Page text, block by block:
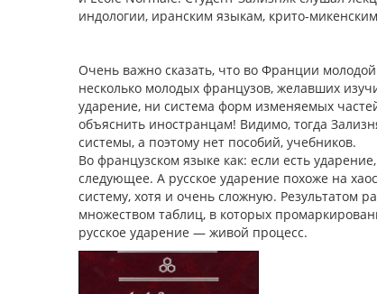
индологии, иранским языкам, крито-
Очень важно сказать, что во Франции
несколько молодых французов, желавших
ударение, ни система форм изменяемых
объяснить иностранцам! Видимо, тогда
системы, а поэтому нет пособий, учебников.
Во французском языке как: если есть
следующее. А русское ударение похоже на
систему, хотя и очень сложную. Результатом
множеством таблиц, в которых
русское ударение — живой процесс.